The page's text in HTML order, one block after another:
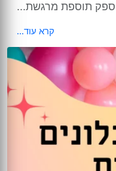
ספק תוספת מרגשת...
קרא עוד...